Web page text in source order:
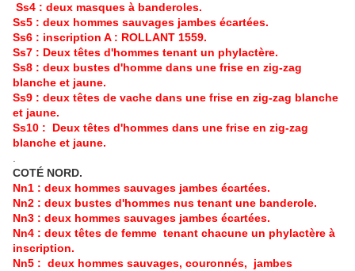
Ss4 : deux masques à banderoles.
Ss5 : deux hommes sauvages jambes écartées.
Ss6 : inscription A : ROLLANT 1559.
Ss7 : Deux têtes d'hommes tenant un phylactère.
Ss8 : deux bustes d'homme dans une frise en zig-zag
blanche et jaune.
Ss9 : deux têtes de vache dans une frise en zig-zag blanche
et jaune.
Ss10 : Deux têtes d'hommes dans une frise en zig-zag
blanche et jaune.
.
COTÉ NORD.
Nn1 : deux hommes sauvages jambes écartées.
Nn2 : deux bustes d'hommes nus tenant une banderole.
Nn3 : deux hommes sauvages jambes écartées.
Nn4 : deux têtes de femme tenant chacune un phylactère à
inscription.
Nn5 : deux hommes sauvages, couronnés, jambes